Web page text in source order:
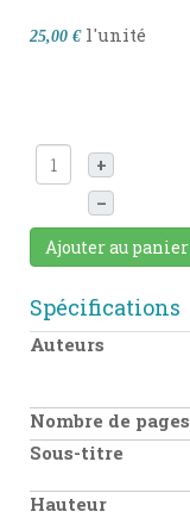
25,00 € l'unité
+
–
Ajouter au panier
Spécifications
Auteurs
Nombre de pages
Sous-titre
Hauteur